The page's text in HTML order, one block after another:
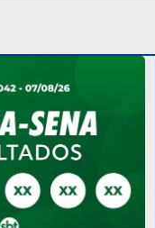
veja até
Continua após